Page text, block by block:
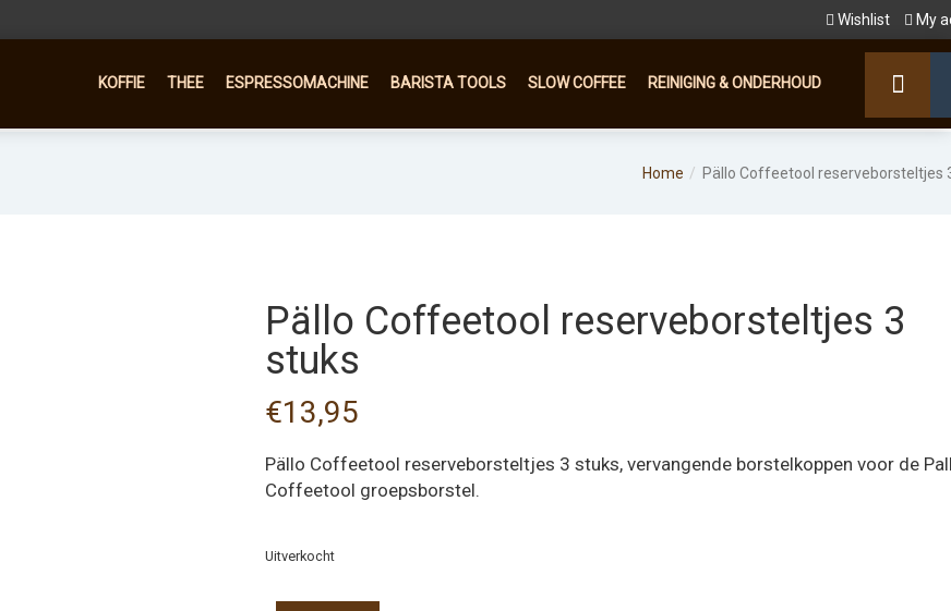
Wishlist My
KOFFIE THEE ESPRESSOMACHINE BARISTA TOOLS SLOW COFFEE REINIGING & ONDERHOUD
Home Pällo Coffeetool reserveborsteltjes
Pällo Coffeetool reserveborsteltjes 3
stuks
€13,95
Pällo Coffeetool reserveborsteltjes 3 stuks, vervangende borstelkoppen voor de
Coffeetool groepsborstel.
Uitverkocht